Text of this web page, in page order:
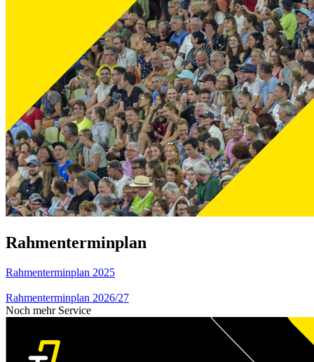
Rahmenterminplan
Rahmenterminplan 2025
Rahmenterminplan 2026/27
Noch mehr Service